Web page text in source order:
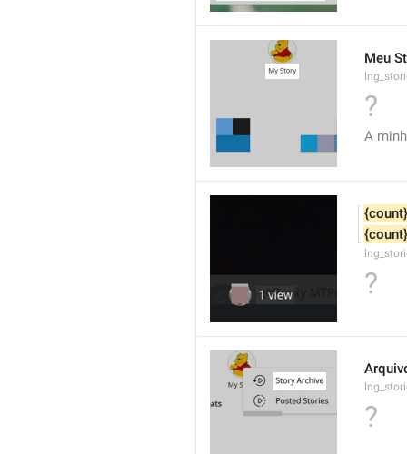
Meu
?
A
{count}
{count}
?
?